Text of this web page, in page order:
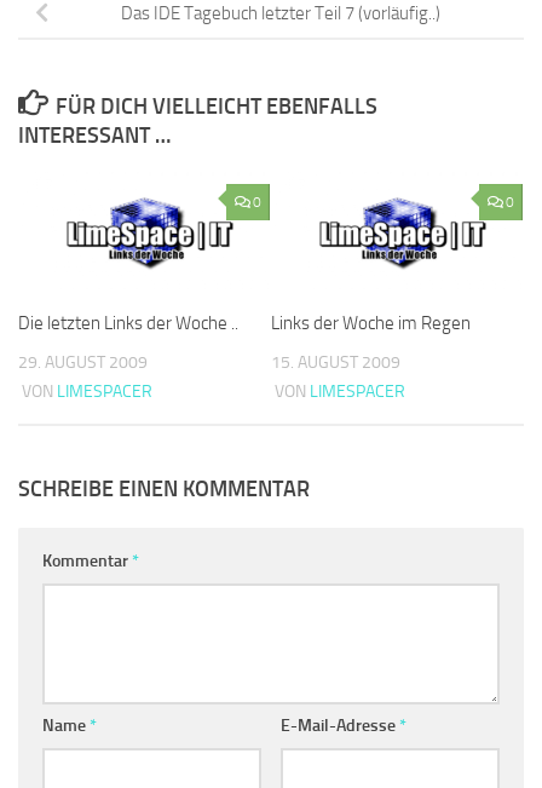
Das IDE Tagebuch letzter Teil 7 (vorläufig..)
FÜR DICH VIELLEICHT EBENFALLS
INTERESSANT …
0
Die letzten Links der Woche ..
29. AUGUST 2009
VON LIMESPACER
0
Links der Woche im Regen
15. AUGUST 2009
VON LIMESPACER
SCHREIBE EINEN KOMMENTAR
Kommentar*
Name* E-Mail-Adresse*